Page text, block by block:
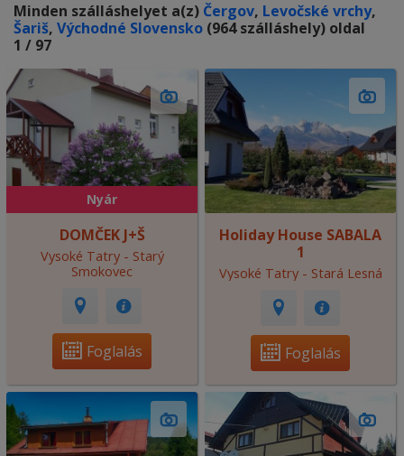
Minden szálláshelyet a(z) Čergov, Levočské vrchy,
Šariš, Východné Slovensko (964 szálláshely) oldal
1 / 97
Nyár
DOMČEK J+Š
Vysoké Tatry - Starý
Smokovec
Foglalás
Holiday House SABALA
1
Vysoké Tatry - Stará Lesná
Foglalás